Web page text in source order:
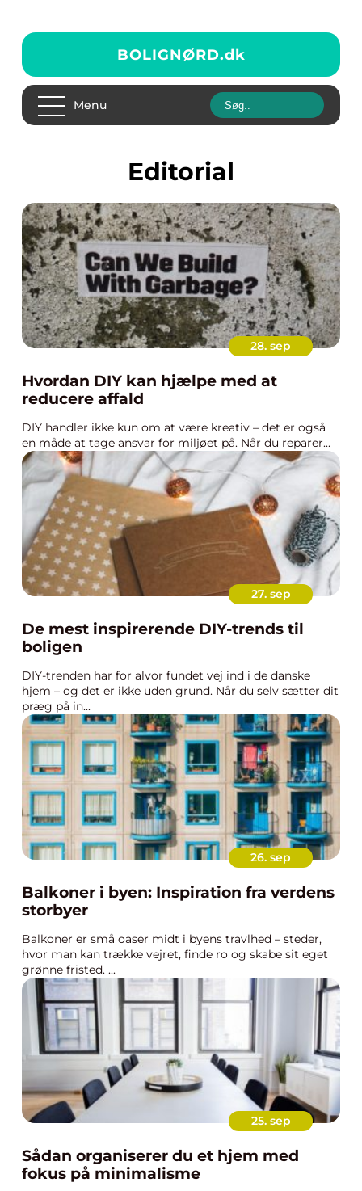
BOLIGNØRD.dk
Menu
editorial
28. sep
Hvordan DIY kan hjælpe med at
reducere affald
DIY handler ikke kun om at være kreativ – det er også
en måde at tage ansvar for miljøet på. Når du reparer...
27. sep
De mest inspirerende DIY-trends til
boligen
DIY-trenden har for alvor fundet vej ind i de danske
hjem – og det er ikke uden grund. Når du selv sætter dit
præg på in...
26. sep
Balkoner i byen: Inspiration fra verdens
storbyer
Balkoner er små oaser midt i byens travlhed – steder,
hvor man kan trække vejret, finde ro og skabe sit eget
grønne fristed. ...
25. sep
Sådan organiserer du et hjem med
fokus på minimalisme